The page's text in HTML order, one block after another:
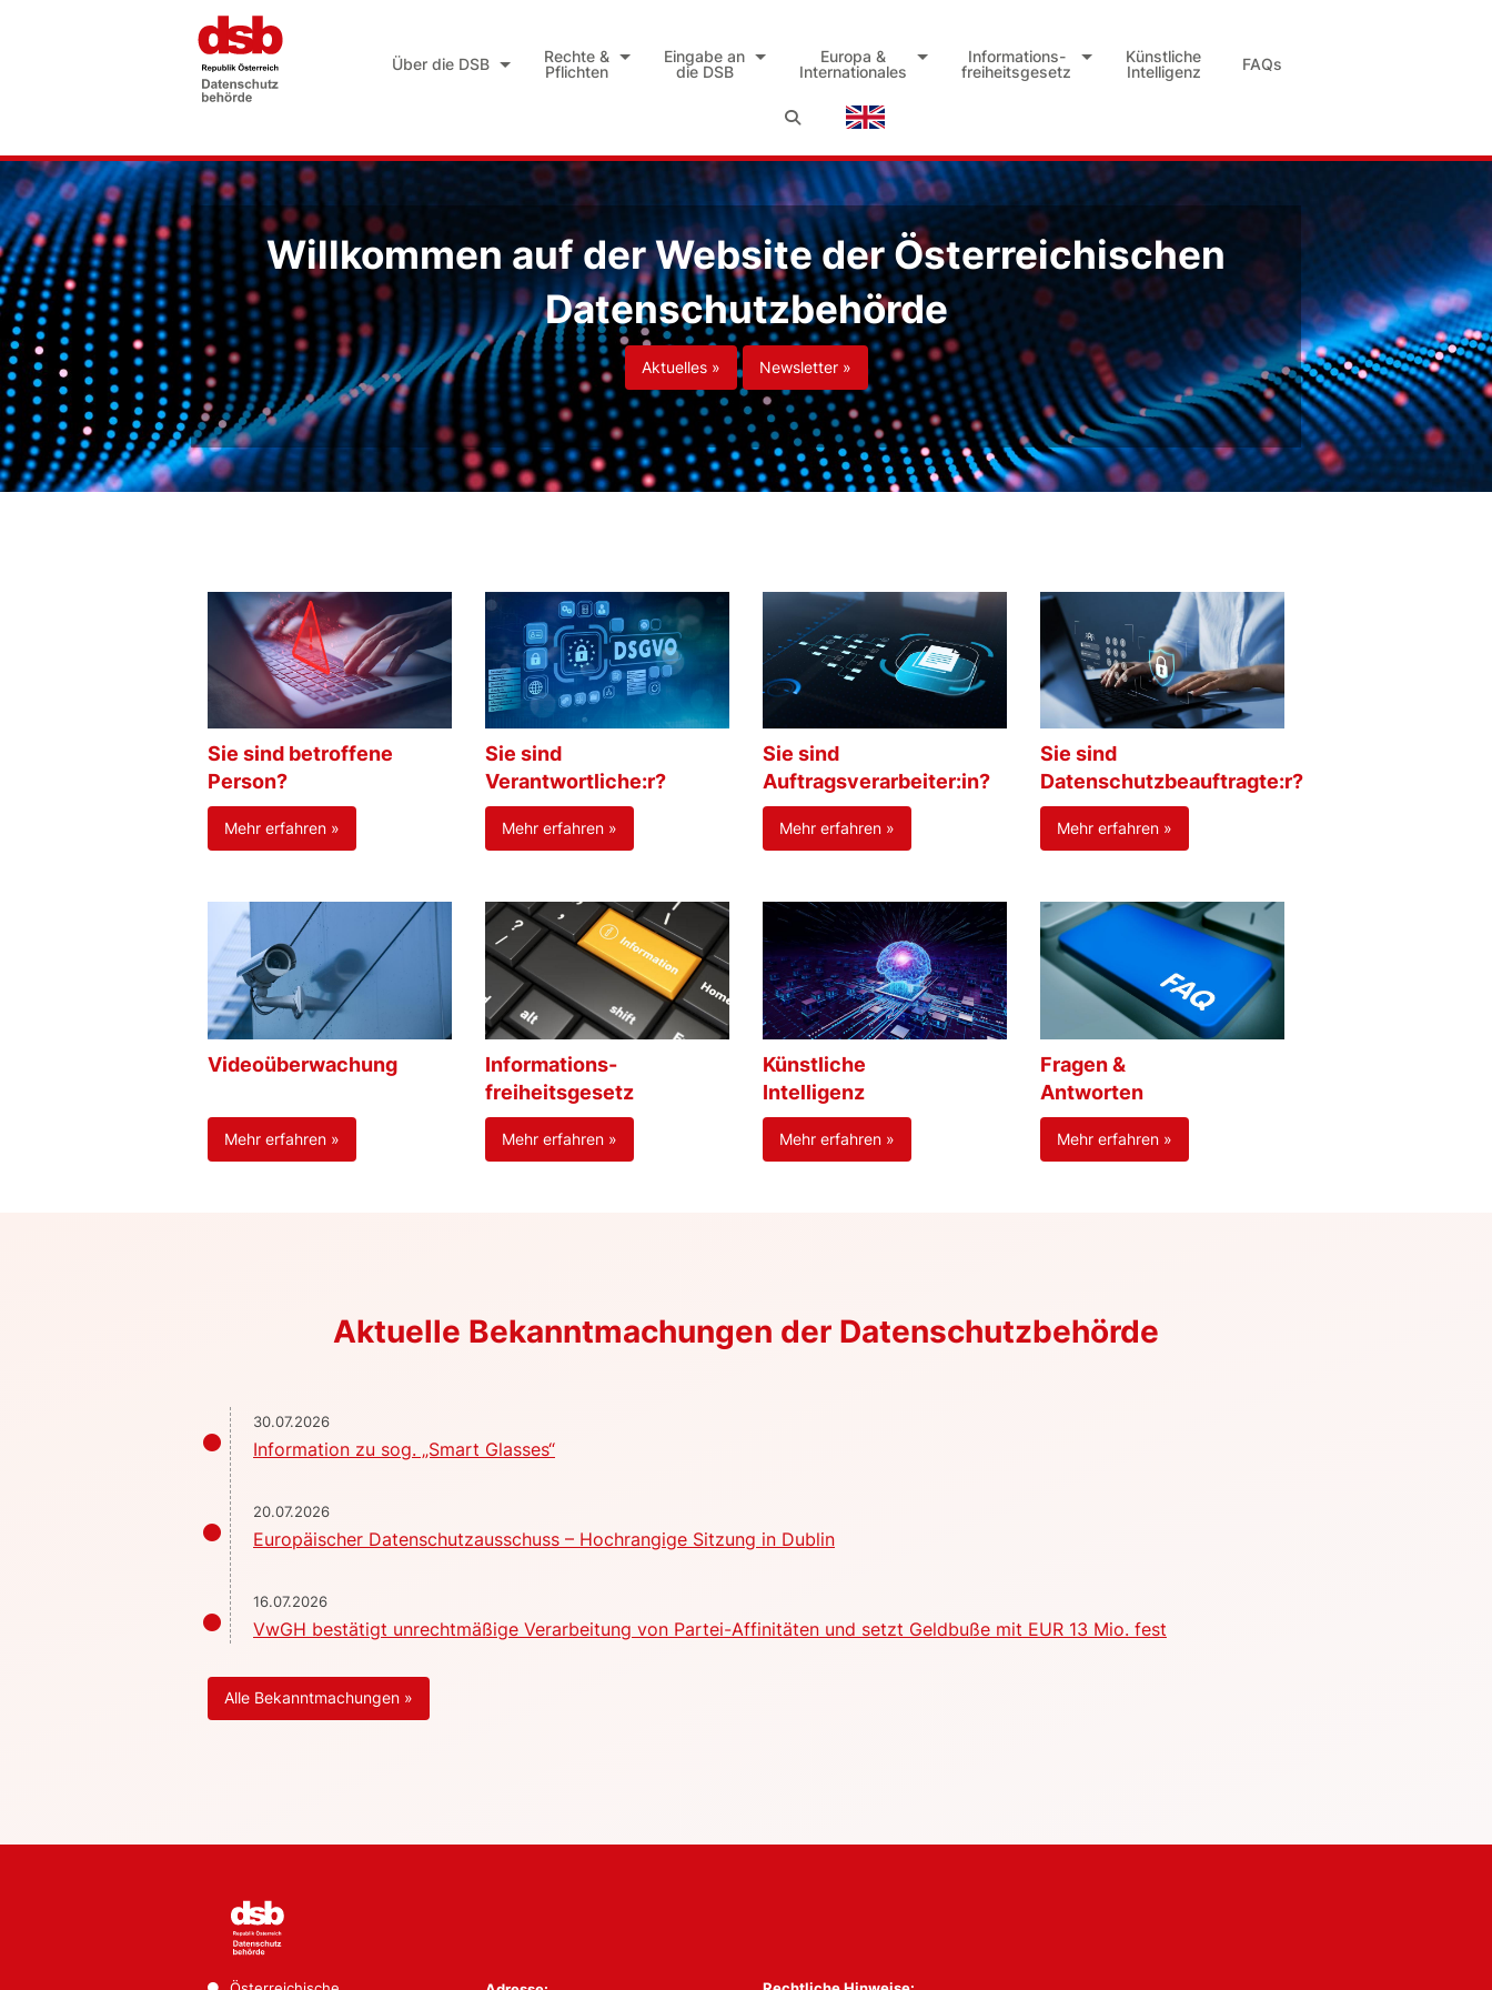
Über die DSB
Rechte &
Pflichten
Eingabe an
die DSB
Europa &
Internationales
Informations-
freiheitsgesetz
Künstliche
Intelligenz
FAQs
Willkommen auf der Website der Österreichischen
Datenschutzbehörde
Aktuelles » Newsletter »
Sie sind betroffene
Person?
Mehr erfahren »
Sie sind
Verantwortliche:r?
Mehr erfahren »
Sie sind
Auftragsverarbeiter:in?
Mehr erfahren »
Sie sind
Datenschutzbeauftragte:r?
Mehr erfahren »
Videoüberwachung
Mehr erfahren »
Informations-
freiheitsgesetz
Mehr erfahren »
Künstliche
Intelligenz
Mehr erfahren »
Fragen &
Antworten
Mehr erfahren »
Aktuelle Bekanntmachungen der Datenschutzbehörde
30.07.2026
Information zu sog. „Smart Glasses“
20.07.2026
Europäischer Datenschutzausschuss – Hochrangige Sitzung in Dublin
16.07.2026
VwGH bestätigt unrechtmäßige Verarbeitung von Partei-Affinitäten und setzt Geldbuße mit EUR 13 Mio. fest
Alle Bekanntmachungen »